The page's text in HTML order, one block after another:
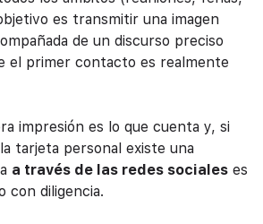
es transmitir una imagen
de un discurso preciso
el primer contacto es realmente
impresión es lo que cuenta y, si
tarjeta personal existe una
a través de las redes sociales es
con diligencia.